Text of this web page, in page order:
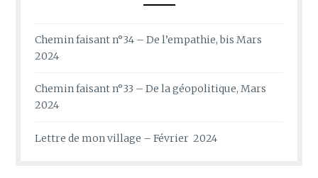
Chemin faisant n°34 – De l’empathie, bis Mars
2024
Chemin faisant n°33 – De la géopolitique, Mars
2024
Lettre de mon village – Février 2024